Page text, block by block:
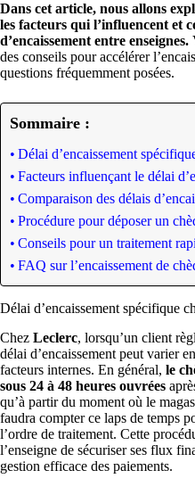
Dans cet article, nous allons
les facteurs qui l’influencent et
d’encaissement entre enseignes.
des conseils pour accélérer
questions fréquemment posées.
Sommaire :
Délai d’encaissement
Facteurs influençant le délai
Comparaison des délais
Procédure pour déposer un
Conseils pour un traitement
FAQ sur l’encaissement de
Délai d’encaissement spécifique
Chez Leclerc, lorsqu’un client
délai d’encaissement peut varier
facteurs internes. En général, le
sous 24 à 48 heures ouvrées
qu’à partir du moment où le
faudra compter ce laps de temps
l’ordre de traitement. Cette
l’enseigne de sécuriser ses flux
gestion efficace des paiements.